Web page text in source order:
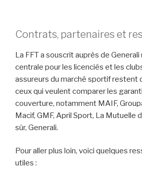
Contrats, partenaires et
La FFT a souscrit auprès de
centrale pour les licenciés et les
assureurs du marché sportif restent
ceux qui veulent comparer les
couverture, notamment MAIF,
Macif, GMF, April Sport, La Mutuelle
sûr, Generali.
Pour aller plus loin, voici quelques
utiles :